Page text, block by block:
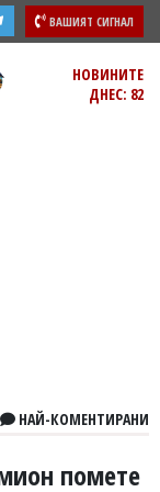
ВАШИЯТ СИГНАЛ
НОВИНИТЕ
ДНЕС: 82
НАЙ-КОМЕНТИРАНИ
помете